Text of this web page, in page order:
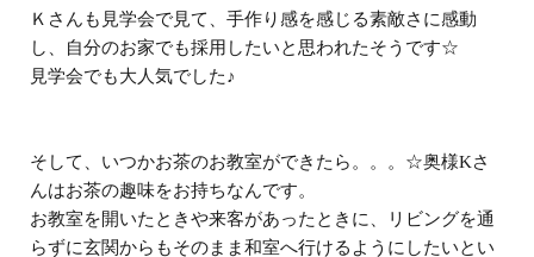
Ｋさんも見学会で見て、手作り感を感じる素敵さに感動
し、自分のお家でも採用したいと思われたそうです☆
見学会でも大人気でした♪
そして、いつかお茶のお教室ができたら。。。☆奥様Kさ
んはお茶の趣味をお持ちなんです。
お教室を開いたときや来客があったときに、リビングを通
らずに玄関からもそのまま和室へ行けるようにしたいとい